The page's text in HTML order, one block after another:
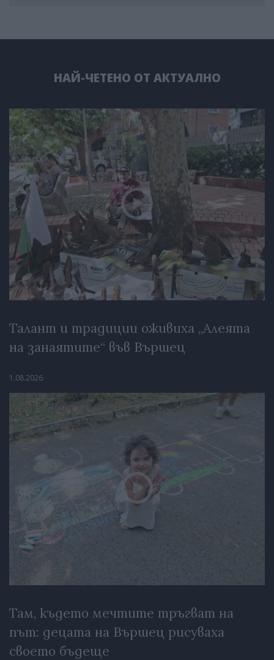
НАЙ-ЧЕТЕНО ОТ АКТУАЛНО
Талант и традиции оживиха „Алеята
на занаятите“ във Вършец
1.08.2026
Там, където мечтите тръгват на
път: децата на Вършец рисуваха
своето бъдеще